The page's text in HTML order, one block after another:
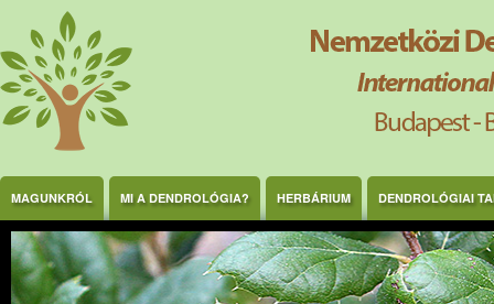
Ugrás a tartalomra
MAGUNKRÓL MI A DENDROLÓGIA? HERBÁRIUM DENDROLÓGIAI